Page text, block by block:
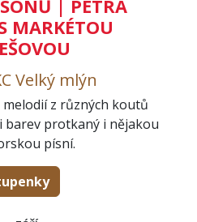
| PETRA
MARKÉTOU
Velký mlýn
z různých koutů
barev protkaný i nějakou
písní.